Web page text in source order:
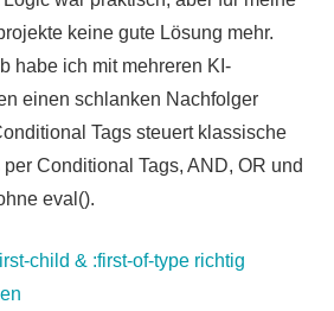
keine gute Lösung mehr.
habe ich mit mehreren KI-
einen schlanken Nachfolger
Tags steuert klassische
Conditional Tags, AND, OR und
eval().
child & :first-of-type richtig